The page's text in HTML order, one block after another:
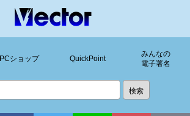
PCショップ QuickPoint
みんなの
電子署名